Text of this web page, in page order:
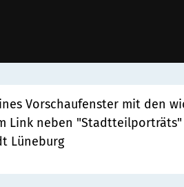
Vorschaufenster mit den
Link neben
Lüneburg